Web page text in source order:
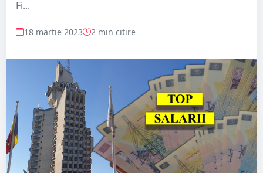
Fi...
18 martie 2023 2 min citire